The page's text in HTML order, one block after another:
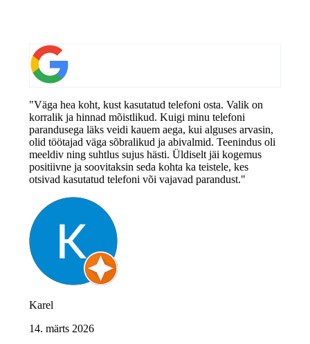
"Väga hea koht, kust kasutatud telefoni osta. Valik on
korralik ja hinnad mõistlikud. Kuigi minu telefoni
parandusega läks veidi kauem aega, kui alguses arvasin,
olid töötajad väga sõbralikud ja abivalmid. Teenindus oli
meeldiv ning suhtlus sujus hästi. Üldiselt jäi kogemus
positiivne ja soovitaksin seda kohta ka teistele, kes
otsivad kasutatud telefoni või vajavad parandust."
Karel
14. märts 2026